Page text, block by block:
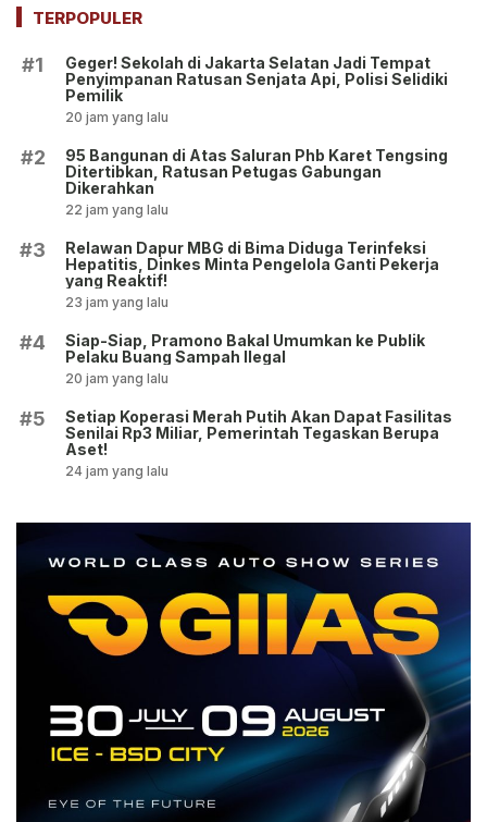
TERPOPULER
#1
Geger! Sekolah di Jakarta Selatan Jadi Tempat
Penyimpanan Ratusan Senjata Api, Polisi Selidiki
Pemilik
20 jam yang lalu
#2
95 Bangunan di Atas Saluran Phb Karet Tengsing
Ditertibkan, Ratusan Petugas Gabungan
Dikerahkan
22 jam yang lalu
#3
Relawan Dapur MBG di Bima Diduga Terinfeksi
Hepatitis, Dinkes Minta Pengelola Ganti Pekerja
yang Reaktif!
23 jam yang lalu
#4
Siap-Siap, Pramono Bakal Umumkan ke Publik
Pelaku Buang Sampah Ilegal
20 jam yang lalu
#5
Setiap Koperasi Merah Putih Akan Dapat Fasilitas
Senilai Rp3 Miliar, Pemerintah Tegaskan Berupa
Aset!
24 jam yang lalu